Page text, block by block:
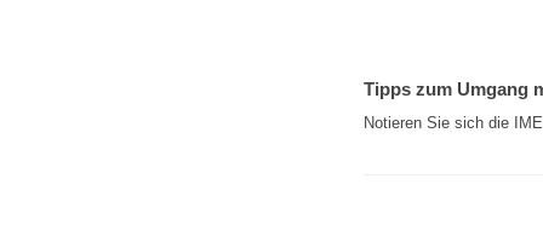
Tipps zum Umgang
Notieren Sie sich die